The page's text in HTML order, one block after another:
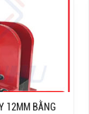
12MM BẰNG